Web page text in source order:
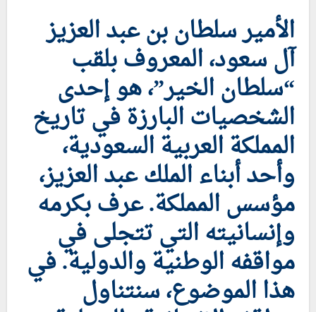
الأمير سلطان بن عبد العزيز
آل سعود، المعروف بلقب
“سلطان الخير”، هو إحدى
الشخصيات البارزة في تاريخ
المملكة العربية السعودية،
وأحد أبناء الملك عبد العزيز،
مؤسس المملكة. عرف بكرمه
وإنسانيته التي تتجلى في
مواقفه الوطنية والدولية. في
هذا الموضوع، سنتناول